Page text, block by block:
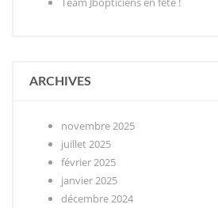
ARCHIVES
novembre 2025
juillet 2025
février 2025
janvier 2025
décembre 2024